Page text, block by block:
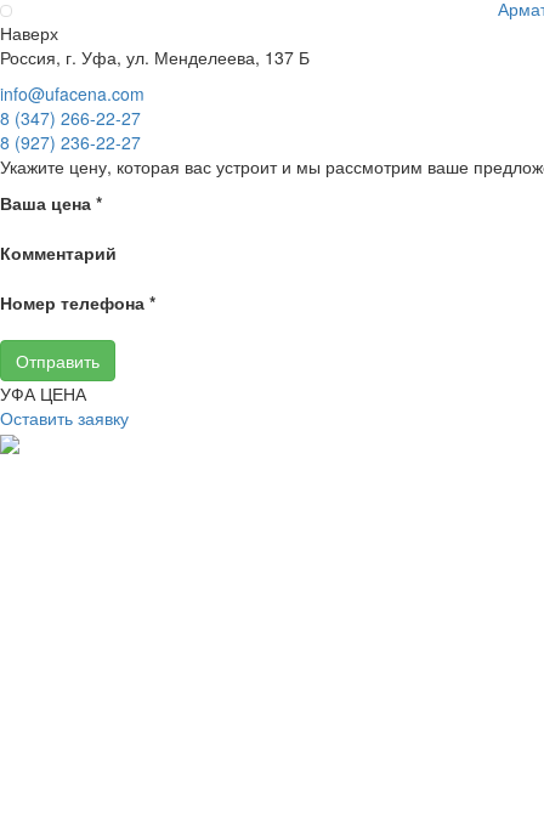
Наверх
Россия, г. Уфа, ул. Менделеева, 137 Б
info@ufacena.com
8 (347) 266‑22‑27
8 (927) 236‑22‑27
Укажите цену, которая вас устроит и мы рассмотрим ваше
Ваша цена *
Комментарий
Номер телефона *
Отправить
УФА ЦЕНА
Оставить заявку